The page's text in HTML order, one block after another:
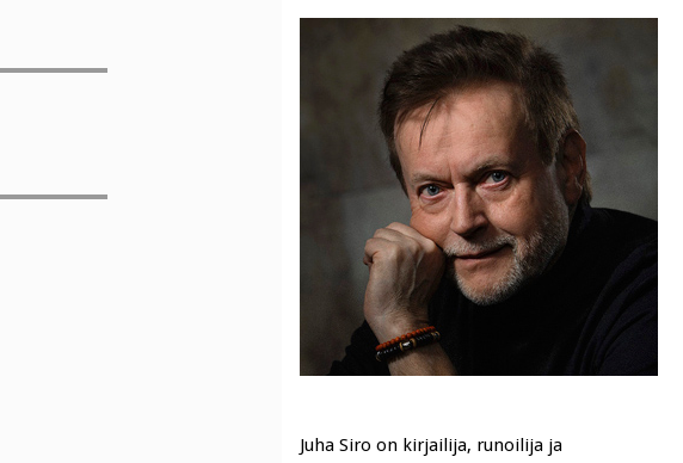
Juha Siro on kirjailija, runoilija ja